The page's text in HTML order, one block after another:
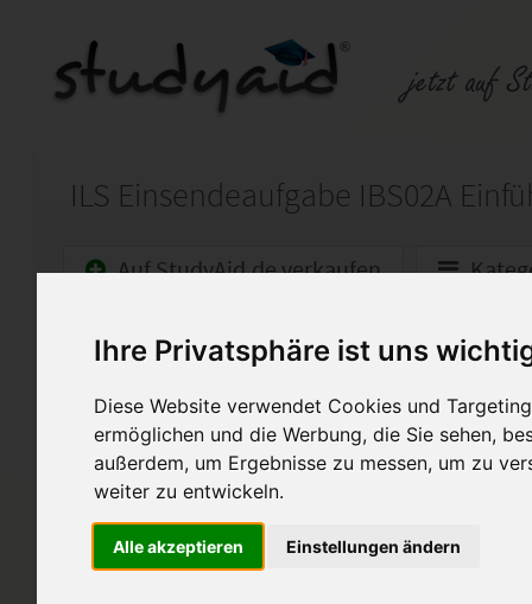
Ihre Privatsphäre ist uns
Diese Website verwendet Cookies und
ermöglichen und die Werbung, die Sie sehen,
außerdem, um Ergebnisse zu messen, um zu
weiter zu entwickeln.
Alle akzeptieren Einstellungen ändern
Auf StudyAid.de verkaufen
Startseite Marketing
IBS02A Einführung E-
Note 1
90,5 / 100 Punkten
Das Dokument beinhaltet